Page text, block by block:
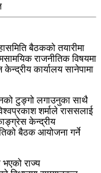
बैठकको तयारीमा
राजनीतिक विषयमा
कार्यालय सानेपामा
टुङ्गो लगाउनुका साथै
शर्माले राससलाई
केन्द्रीय
बैठक आयोजना गर्ने
राज्य